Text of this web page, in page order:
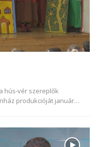
hús-vér szereplők
produkcióját január…